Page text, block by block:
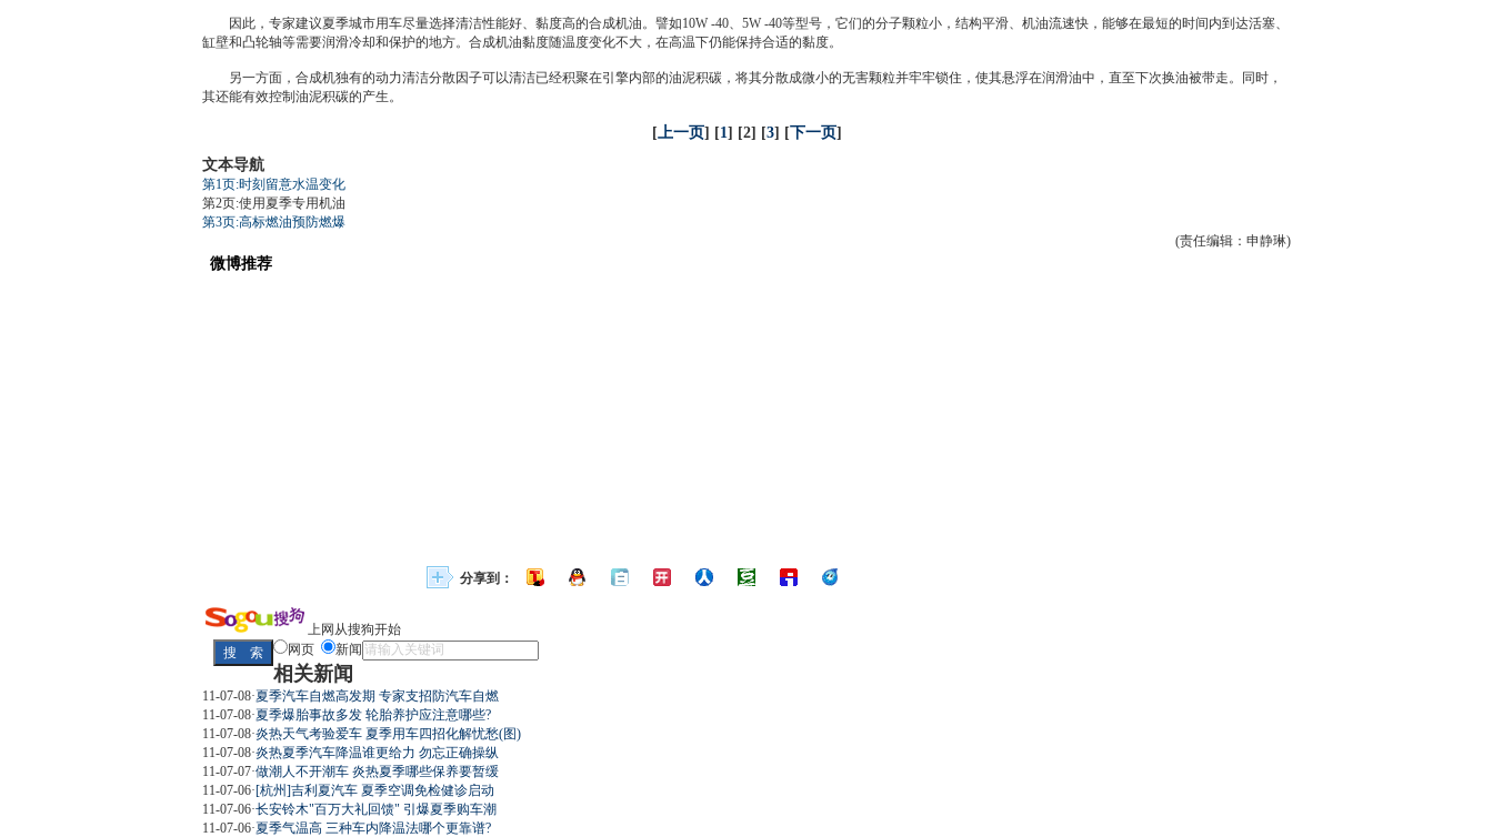
因此，专家建议夏季城市用车尽量选择清洁性能好、黏度高的合成机油。譬如10W -40、5W -40等型号，它们的分子颗粒小，结构平滑、机油流速快，能够在最短的时间内到达活塞、
缸壁和凸轮轴等需要润滑冷却和保护的地方。合成机油黏度随温度变化不大，在高温下仍能保持合适的黏度。
另一方面，合成机独有的动力清洁分散因子可以清洁已经积聚在引擎内部的油泥积碳，将其分散成微小的无害颗粒并牢牢锁住，使其悬浮在润滑油中，直至下次换油被带走。同时，
其还能有效控制油泥积碳的产生。
[上一页] [1] [2] [3] [下一页]
文本导航
第1页:时刻留意水温变化
第2页:使用夏季专用机油
第3页:高标燃油预防燃爆
(责任编辑：申静琳)
微博推荐
分享到：
上网从搜狗开始
网页
新闻
相关新闻
11-07-08·夏季汽车自燃高发期 专家支招防汽车自燃
11-07-08·夏季爆胎事故多发 轮胎养护应注意哪些?
11-07-08·炎热天气考验爱车 夏季用车四招化解忧愁(图)
11-07-08·炎热夏季汽车降温谁更给力 勿忘正确操纵
11-07-07·做潮人不开潮车 炎热夏季哪些保养要暂缓
11-07-06·[杭州]吉利夏汽车 夏季空调免检健诊启动
11-07-06·长安铃木"百万大礼回馈" 引爆夏季购车潮
11-07-06·夏季气温高 三种车内降温法哪个更靠谱?